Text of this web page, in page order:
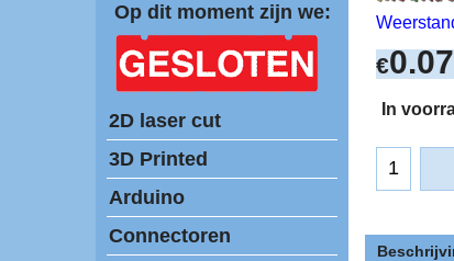
Op dit moment zijn we:
2D laser cut
3D Printed
Arduino
Connectoren
€0.07
In